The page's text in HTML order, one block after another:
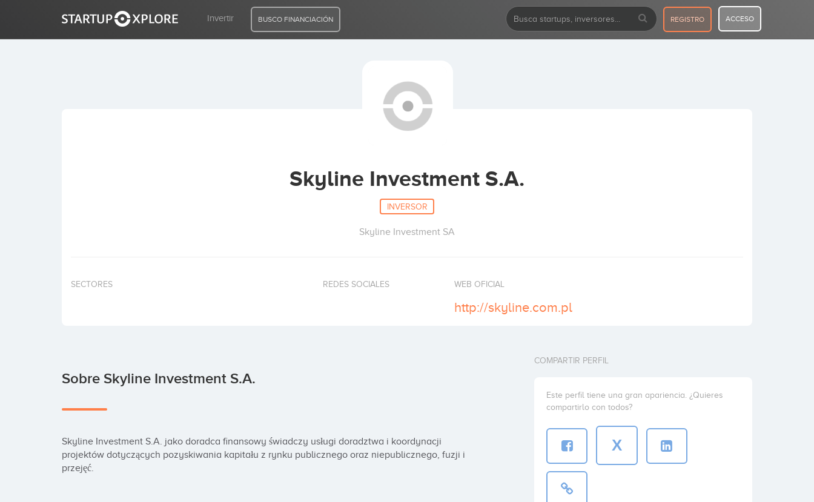
Invertir BUSCO FINANCIACIÓN REGISTRO ACCESO
Skyline Investment S.A.
INVERSOR
Skyline Investment SA
SECTORES REDES SOCIALES WEB OFICIAL
http://skyline.com.pl
Sobre Skyline Investment S.A.
Skyline Investment S.A. jako doradca finansowy świadczy usługi doradztwa i koordynacji
projektów dotyczących pozyskiwania kapitału z rynku publicznego oraz niepublicznego, fuzji i
przejęć.
COMPARTIR PERFIL
Este perfil tiene una gran apariencia. ¿Quieres
compartirlo con todos?
X